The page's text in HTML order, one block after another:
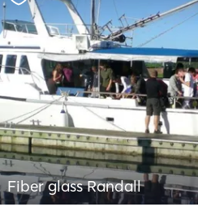
Fiber glass Randall